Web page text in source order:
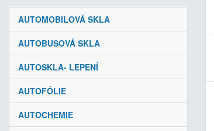
AUTOMOBILOVÁ SKLA
AUTOBUSOVÁ SKLA
AUTOSKLA- LEPENÍ
AUTOFÓLIE
AUTOCHEMIE